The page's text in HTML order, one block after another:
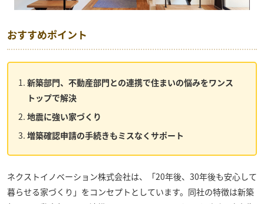
おすすめポイント
新築部門、不動産部門との連携で住まいの悩みをワンス
トップで解決
地震に強い家づくり
増築確認申請の手続きもミスなくサポート
ネクストイノベーション株式会社は、「20年後、30年後も安心して
暮らせる家づくり」をコンセプトとしています。同社の特徴は新築